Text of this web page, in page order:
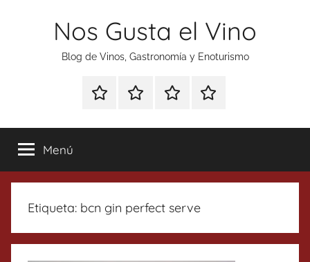
Nos Gusta el Vino
Blog de Vinos, Gastronomía y Enoturismo
Especial
Tonics
Enoturismo
Gastronomía
RankingContacto
Menú
Etiqueta: bcn gin perfect serve